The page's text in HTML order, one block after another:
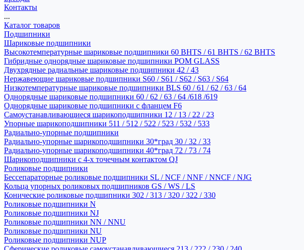
Контакты
...
Каталог товаров
Подшипники
Шариковые подшипники
Высокотемпературные шариковые подшипники 60 BHTS / 61 BHTS / 62 BHTS
Гибридные однорядные шариковые подшипники POM GLASS
Двухрядные радиальные шариковые подшипники 42 / 43
Нержавеющие шариковые подшипники S60 / S61 / S62 / S63 / S64
Низкотемпературные шариковые подшипники BLS 60 / 61 / 62 / 63 / 64
Однорядные шариковые подшипники 60 / 62 / 63 / 64 /618 /619
Однорядные шариковые подшипники с фланцем F6
Самоустанавливающиеся шарикоподшипники 12 / 13 / 22 / 23
Упорные шарикоподшипники 511 / 512 / 522 / 523 / 532 / 533
Радиально-упорные подшипники
Радиально-упорные шарикоподшипники 30*град 30 / 32 / 33
Радиально-упорные шарикоподшипники 40*град 72 / 73 / 74
Шарикоподшипники с 4-х точечным контактом QJ
Роликовые подшипники
Бессепараторные роликовые подшипники SL / NCF / NNF / NNCF / NJG
Кольца упорных роликовых подшипников GS / WS / LS
Конические роликовые подшипники 302 / 313 / 320 / 322 / 330
Роликовые подшипники N
Роликовые подшипники NJ
Роликовые подшипники NN / NNU
Роликовые подшипники NU
Роликовые подшипники NUP